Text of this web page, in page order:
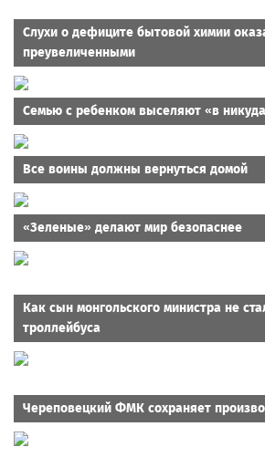
Слухи о дефиците бытовой химии
преувеличенными
Семью с ребенком выселяют «в
Все воины должны вернуться домой
«Зеленые» делают мир безопаснее
Как сын монгольского министра не
троллейбуса
Череповецкий ФМК сохраняет